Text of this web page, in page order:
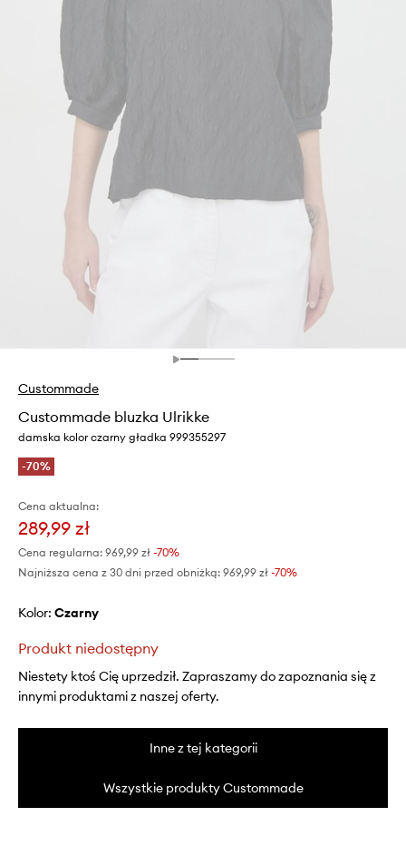
Custommade
Custommade bluzka Ulrikke
damska kolor czarny gładka 999355297
-70%
Cena aktualna:
289,99 zł
Cena regularna: 969,99 zł -70%
Najniższa cena z 30 dni przed obniżką: 969,99 zł -70%
Kolor: czarny
Produkt niedostępny
Niestety ktoś Cię uprzedził. Zapraszamy do zapoznania się z
innymi produktami z naszej oferty.
Inne z tej kategorii
Wszystkie produkty Custommade